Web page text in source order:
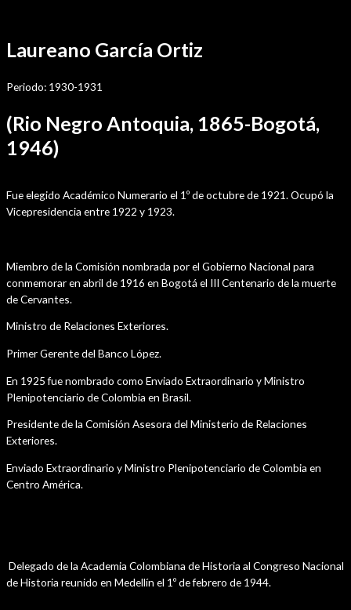
contenido
Laureano García Ortiz
Periodo: 1930-1931
(Rio Negro Antoquia, 1865-Bogotá,
1946)
Fue elegido Académico Numerario el 1º de octubre de 1921. Ocupó la
Vicepresidencia entre 1922 y 1923.
Miembro de la Comisión nombrada por el Gobierno Nacional para
conmemorar en abril de 1916 en Bogotá el III Centenario de la muerte
de Cervantes.
Ministro de Relaciones Exteriores.
Primer Gerente del Banco López.
En 1925 fue nombrado como Enviado Extraordinario y Ministro
Plenipotenciario de Colombia en Brasil.
Presidente de la Comisión Asesora del Ministerio de Relaciones
Exteriores.
Enviado Extraordinario y Ministro Plenipotenciario de Colombia en
Centro América.
Delegado de la Academia Colombiana de Historia al Congreso Nacional
de Historia reunido en Medellín el 1º de febrero de 1944.